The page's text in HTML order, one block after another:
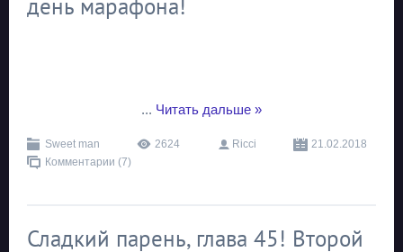
день марафона!
... Читать дальше »
Sweet man 2624 Ricci
21.02.2018
Комментарии (7)
Сладкий парень, глава 45! Второй